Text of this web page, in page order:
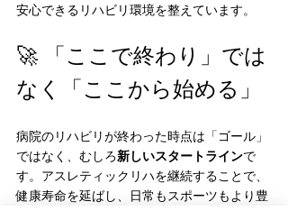
安心できるリハビリ環境を整えています。
🚀 「ここで終わり」では
なく「ここから始める」
病院のリハビリが終わった時点は「ゴール」
ではなく、むしろ新しいスタートラインで
す。アスレティックリハを継続することで、
健康寿命を延ばし、日常もスポーツもより豊